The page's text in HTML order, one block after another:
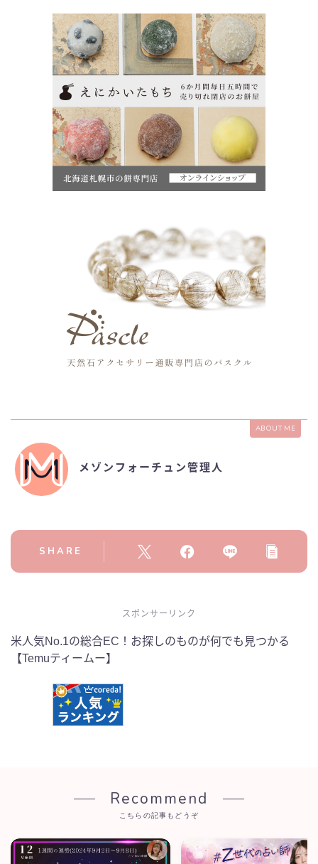
ABOUT ME
メゾンフォーチュン管理人
SHARE
スポンサーリンク
米人気No.1の総合EC！お探しのものが何でも見つかる
【Temuティームー】
Recommend
こちらの記事もどうぞ